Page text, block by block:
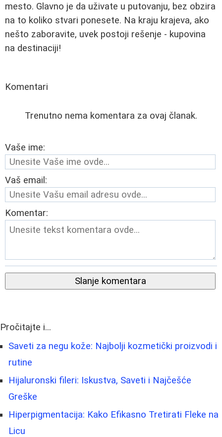
mesto. Glavno je da uživate u putovanju, bez obzira
na to koliko stvari ponesete. Na kraju krajeva, ako
nešto zaboravite, uvek postoji rešenje - kupovina
na destinaciji!
Komentari
Trenutno nema komentara za ovaj članak.
Vaše ime:
Vaš email:
Komentar:
Slanje komentara
Pročitajte i...
Saveti za negu kože: Najbolji kozmetički proizvodi i
rutine
Hijaluronski fileri: Iskustva, Saveti i Najčešće
Greške
Hiperpigmentacija: Kako Efikasno Tretirati Fleke na
Licu